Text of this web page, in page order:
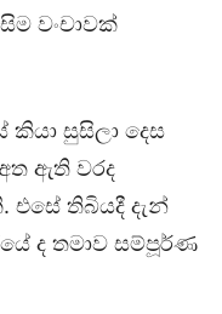
වංචාවක්
සුසිලා දෙස
ඇති වරද
තිබියදී දැන්
ද තමාව සම්පූර්ණ